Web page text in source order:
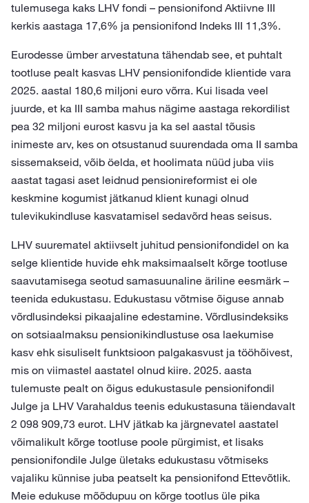
tulemusega kaks LHV fondi – pensionifond Aktiivne III
kerkis aastaga 17,6% ja pensionifond Indeks III 11,3%.
Eurodesse ümber arvestatuna tähendab see, et puhtalt
tootluse pealt kasvas LHV pensionifondide klientide vara
2025. aastal 180,6 miljoni euro võrra. Kui lisada veel
juurde, et ka III samba mahus nägime aastaga rekordilist
pea 32 miljoni eurost kasvu ja ka sel aastal tõusis
inimeste arv, kes on otsustanud suurendada oma II samba
sissemakseid, võib öelda, et hoolimata nüüd juba viis
aastat tagasi aset leidnud pensionireformist ei ole
keskmine kogumist jätkanud klient kunagi olnud
tulevikukindluse kasvatamisel sedavõrd heas seisus.
LHV suurematel aktiivselt juhitud pensionifondidel on ka
selge klientide huvide ehk maksimaalselt kõrge tootluse
saavutamisega seotud samasuunaline äriline eesmärk –
teenida edukustasu. Edukustasu võtmise õiguse annab
võrdlusindeksi pikaajaline edestamine. Võrdlusindeksiks
on sotsiaalmaksu pensionikindlustuse osa laekumise
kasv ehk sisuliselt funktsioon palgakasvust ja tööhõivest,
mis on viimastel aastatel olnud kiire. 2025. aasta
tulemuste pealt on õigus edukustasule pensionifondil
Julge ja LHV Varahaldus teenis edukustasuna täiendavalt
2 098 909,73 eurot. LHV jätkab ka järgnevatel aastatel
võimalikult kõrge tootluse poole pürgimist, et lisaks
pensionifondile Julge ületaks edukustasu võtmiseks
vajaliku künnise juba peatselt ka pensionifond Ettevõtlik.
Meie edukuse mõõdupuu on kõrge tootlus üle pika